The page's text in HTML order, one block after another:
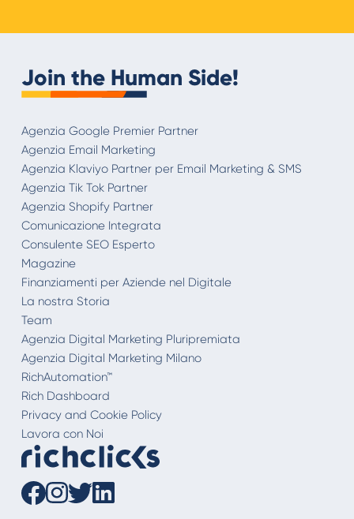
Join the Human Side!
Agenzia Google Premier Partner
Agenzia Email Marketing
Agenzia Klaviyo Partner per Email Marketing & SMS
Agenzia Tik Tok Partner
Agenzia Shopify Partner
Comunicazione Integrata
Consulente SEO Esperto
Magazine
Finanziamenti per Aziende nel Digitale
La nostra Storia
Team
Agenzia Digital Marketing Pluripremiata
Agenzia Digital Marketing Milano
RichAutomation™
Rich Dashboard
Privacy and Cookie Policy
Lavora con Noi